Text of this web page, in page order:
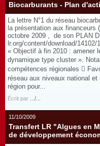
Biocarburants - Plan
La lettre N°1 du réseau
la présentation aux
octobre 2009 , de son PLAN
lr.org/content/download/
« Objectif à fin 2010 : amener
dynamique type cluster ».
compétences régionales 
réseau aux niveaux national
région pour...
Écrit par .../...
11/10/2009
Transfert LR "Algues en
de développement